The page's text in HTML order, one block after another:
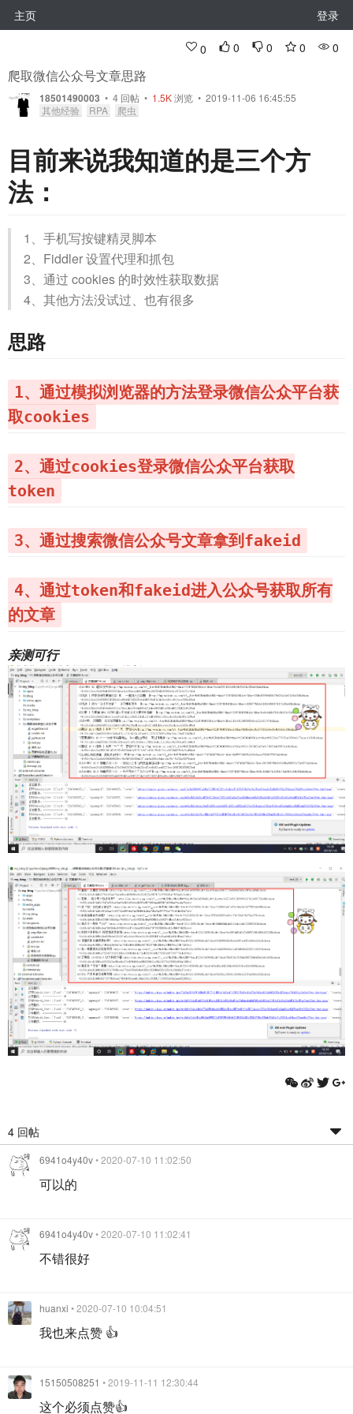
主页 登录
0 0 0 0 0
爬取微信公众号文章思路
18501490003 • 4 回帖 • 1.5K浏览 • 2019-11-06 16:45:55
其他经验
RPA 爬虫
目前来说我知道的是三个方
法：
1、手机写按键精灵脚本
2、Fiddler 设置代理和抓包
3、通过 cookies 的时效性获取数据
4、其他方法没试过、也有很多
思路
1、通过模拟浏览器的方法登录微信公众平台获
取cookies
2、通过cookies登录微信公众平台获取
token
3、通过搜索微信公众号文章拿到fakeid
4、通过token和fakeid进入公众号获取所有
的文章
亲测可行
4 回帖
6941o4y40v• 2020-07-10 11:02:50
可以的
6941o4y40v• 2020-07-10 11:02:41
不错很好
huanxi • 2020-07-10 10:04:51
我也来点赞 👍
15150508251 • 2019-11-11 12:30:44
这个必须点赞👍